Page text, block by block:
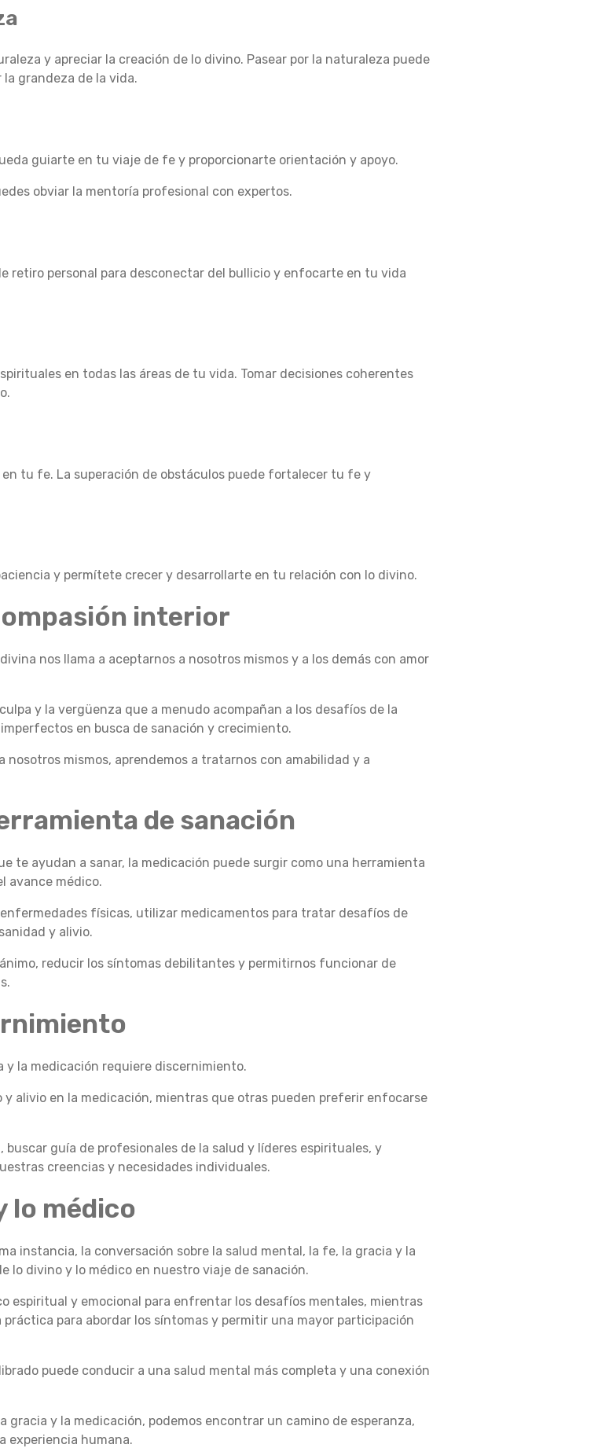
y apreciar la creación de lo divino. Pasear por la naturaleza puede
grandeza de la vida.
guiarte en tu viaje de fe y proporcionarte orientación y apoyo.
obviar la mentoría profesional con expertos.
retiro personal para desconectar del bullicio y enfocarte en tu vida
en todas las áreas de tu vida. Tomar decisiones coherentes
tu fe. La superación de obstáculos puede fortalecer tu fe y
y permítete crecer y desarrollarte en tu relación con lo divino.
interior
nos llama a aceptarnos a nosotros mismos y a los demás con amor
y la vergüenza que a menudo acompañan a los desafíos de la
en busca de sanación y crecimiento.
mismos, aprendemos a tratarnos con amabilidad y a
de sanación
te ayudan a sanar, la medicación puede surgir como una herramienta
avance médico.
físicas, utilizar medicamentos para tratar desafíos de
y alivio.
reducir los síntomas debilitantes y permitirnos funcionar de
y la medicación requiere discernimiento.
alivio en la medicación, mientras que otras pueden preferir enfocarse
guía de profesionales de la salud y líderes espirituales, y
creencias y necesidades individuales.
lo médico
instancia, la conversación sobre la salud mental, la fe, la gracia y la
lo divino y lo médico en nuestro viaje de sanación.
espiritual y emocional para enfrentar los desafíos mentales, mientras
para abordar los síntomas y permitir una mayor participación
puede conducir a una salud mental más completa y una conexión
gracia y la medicación, podemos encontrar un camino de esperanza,
experiencia humana.